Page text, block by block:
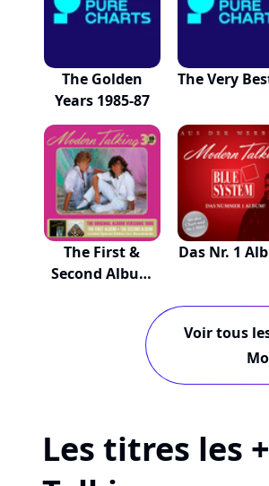
The Golden
Years 1985-87
The Very
The First &
Second Album
Das Nr. 1
Voir tous
Les titres les